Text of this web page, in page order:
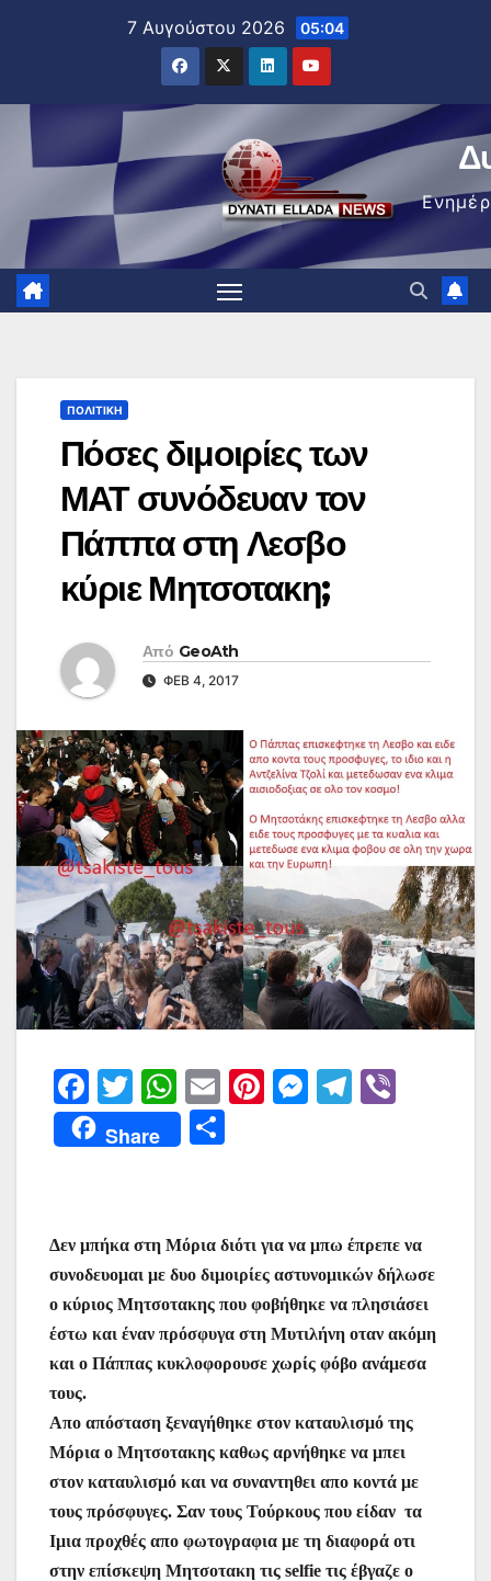
7 Αυγούστου 2026 05:04
ΠΟΛΙΤΙΚΉ
Πόσες διμοιρίες των
ΜΑΤ συνόδευαν τον
Πάππα στη Λεσβο
κύριε Μητσοτακη;
Από GeoAth
ΦΕΒ 4, 2017
F
a
c
b
o
o
k
T
w
itt
W
h
at
A
p
p
E
m
ai
Pi M
n
g
er
T
a
m
Share
α
σ
τε
ίτ
ε
Δεν μπήκα στη Μόρια διότι για να μπω έπρεπε να
συνοδευομαι με δυο διμοιρίες αστυνομικών δήλωσε
ο κύριος Μητσοτακης που φοβήθηκε να πλησιάσει
έστω και έναν πρόσφυγα στη Μυτιλήνη οταν ακόμη
και ο Πάππας κυκλοφορουσε χωρίς φόβο ανάμεσα
τους.
Απο απόσταση ξεναγήθηκε στον καταυλισμό της
Μόρια ο Μητσοτακης καθως αρνήθηκε να μπει
στον καταυλισμό και να συναντηθει απο κοντά με
τους πρόσφυγες. Σαν τους Τούρκους που είδαν τα
Ιμια προχθές απο φωτογραφια με τη διαφορά οτι
στην επίσκεψη Μητσοτακη τις selfie τις έβγαζε ο